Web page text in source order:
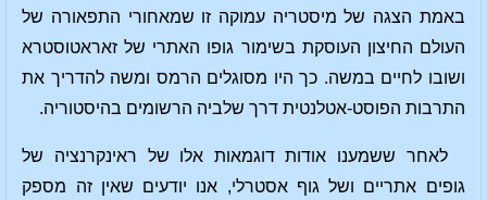
באמת הצגה של מיסטריה עמוקה זו שמאחורי התפאורה של
העולם החיצון העוסקת בשימור גופו האתרי של זאראטוסטרא
ושובו לחיים במשה. כך היו מסוגלים הרמס ומשה להדריך את
התרבות הפוסט-אטלנטית דרך שלביה הרשומים בהיסטוריה.
לאחר ששמענו אודות דוגמאות אלו של ראינקרנציה של
גופים אתריים ושל גוף אסטרלי, אנו יודעים שאין זה מספק